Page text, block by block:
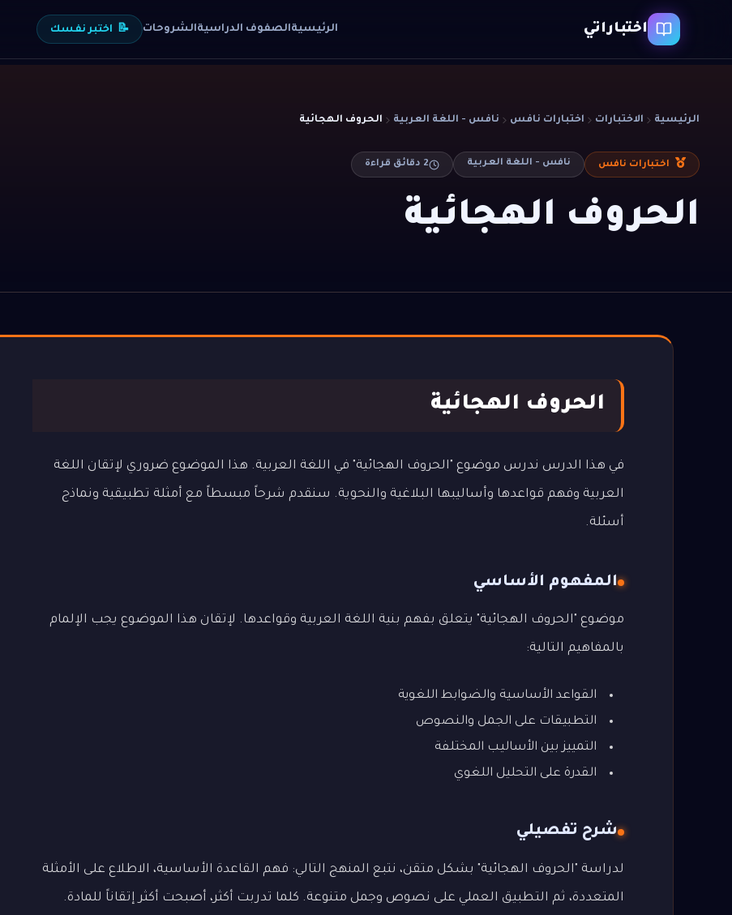
اختباراتي الرئيسيةالصفوف الدراسيةالشروحات 📝 اختبر نفسك
الرئيسية الاختبارات اختبارات نافس نافس - اللغة العربية الحروف الهجائية
اختبارات نافس نافس - اللغة العربية 2 دقائق قراءة
الحروف الهجائية
الحروف الهجائية
في هذا الدرس ندرس موضوع "الحروف الهجائية" في اللغة العربية. هذا الموضوع ضروري لإتقان اللغة
العربية وفهم قواعدها وأساليبها البلاغية والنحوية. سنقدم شرحاً مبسطاً مع أمثلة تطبيقية ونماذج
أسئلة.
المفهوم الأساسي
موضوع "الحروف الهجائية" يتعلق بفهم بنية اللغة العربية وقواعدها. لإتقان هذا الموضوع يجب الإلمام
بالمفاهيم التالية:
القواعد الأساسية والضوابط اللغوية
التطبيقات على الجمل والنصوص
التمييز بين الأساليب المختلفة
القدرة على التحليل اللغوي
شرح تفصيلي
لدراسة "الحروف الهجائية" بشكل متقن، نتبع المنهج التالي: فهم القاعدة الأساسية، الاطلاع على الأمثلة
المتعددة، ثم التطبيق العملي على نصوص وجمل متنوعة. كلما تدربت أكثر، أصبحت أكثر إتقاناً للمادة.